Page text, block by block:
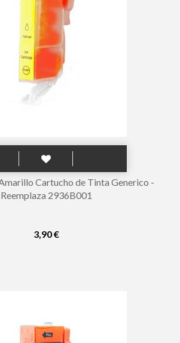
Cartucho de Tinta Generico -
Reemplaza 2936B001
3,90 €